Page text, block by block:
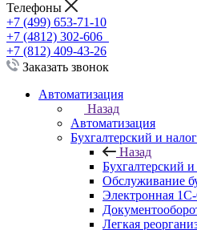
Телефоны
+7 (499) 653-71-10
+7 (4812) 302-606
+7 (812) 409-43-26
Заказать звонок
Автоматизация
Назад
Автоматизация
Бухгалтерский и
Назад
Бухгалтерский
Обслуживание
Электронная
Легкая